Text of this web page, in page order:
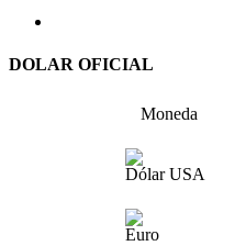
DOLAR OFICIAL
Moneda
Dólar USA
Euro